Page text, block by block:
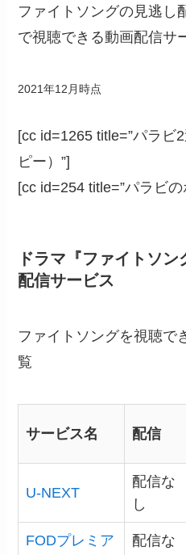
ファイトソングの見逃し
で視聴できる動画配信サ
2021年12月時点
[cc id=1265 title=”パラビ
ピー）”]
[cc id=254 title=”パラビ
ドラマ『ファイトソ
配信サービス
ファイトソングを視聴で
覧
サービス名 配信
U-NEXT
配信な
し
FODプレミア 配信な